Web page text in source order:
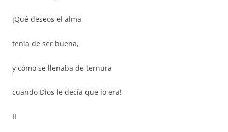
¡Qué deseos el alma
tenía de ser buena,
y cómo se llenaba de ternura
cuando Dios le decía que lo era!
II